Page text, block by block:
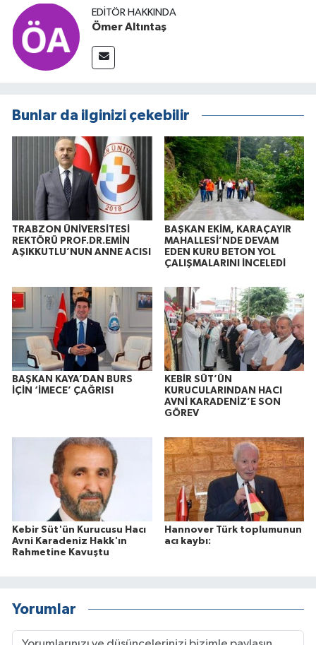
EDITÖR HAKKINDA
Ömer Altıntaş
Bunlar da ilginizi çekebilir
TRABZON ÜNİVERSİTESİ
REKTÖRÜ PROF.DR.EMİN
AŞIKKUTLU’NUN ANNE ACISI
BAŞKAN EKİM, KARAÇAYIR
MAHALLESİ’NDE DEVAM
EDEN KURU BETON YOL
ÇALIŞMALARINI İNCELEDİ
BAŞKAN KAYA’DAN BURS
İÇİN ‘İMECE’ ÇAĞRISI
KEBİR SÜT’ÜN
KURUCULARINDAN HACI
AVNİ KARADENİZ’E SON
GÖREV
Kebir Süt'ün Kurucusu Hacı
Avni Karadeniz Hakk'ın
Rahmetine Kavuştu
Hannover Türk toplumunun
acı kaybı:
Yorumlar